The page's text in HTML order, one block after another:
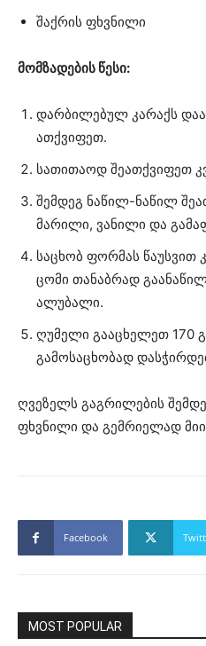
შაქრის ფხვნილი
მომზადების წესი:
დარბილებულ კარაქს
ათქვიფეთ.
სათითაოდ შეათქვიფეთ
შემდეგ ნაწილ-ნაწილ
მარილი, ვანილი და
საცხობ ფორმას წაუსვით
ცომი თანაბრად
ალუბალი.
ღუმელი გააცხელეთ 170
გამოსაცხობად
ღვეზელს გაგრილების
ფხვნილი და გემრიელად
Facebook
MOST POPULAR